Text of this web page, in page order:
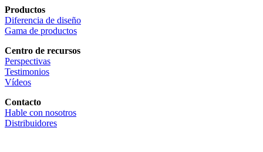
Productos
Diferencia de diseño
Gama de productos
Centro de recursos
Perspectivas
Testimonios
Vídeos
Contacto
Hable con nosotros
Distribuidores